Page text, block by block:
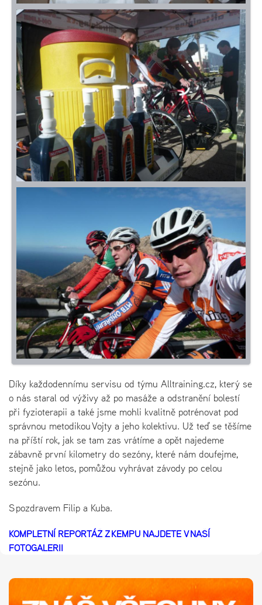
Díky každodennímu servisu od týmu Alltraining.cz, který se
o nás staral od výživy až po masáže a odstranění bolestí
při fyzioterapii a také jsme mohli kvalitně potrénovat pod
správnou metodikou Vojty a jeho kolektivu. Už teď se těšíme
na příští rok, jak se tam zas vrátíme a opět najedeme
zábavně první kilometry do sezóny, které nám doufejme,
stejně jako letos, pomůžou vyhrávat závody po celou
sezónu.
S pozdravem Filip a Kuba.
KOMPLETNÍ REPORTÁŽ Z KEMPU NAJDETE V NAŠÍ
FOTOGALERII